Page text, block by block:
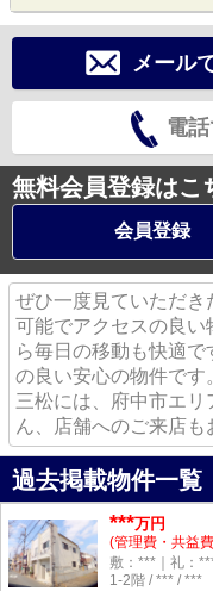
メール
電
無料会員登録はこ
会員登録
ぜひ一度見ていただき
可能でアクセスの良
ら毎日の移動も快適
の良い安心の物件です
三松には、府中市エ
ん、店舗へのご来店も
過去掲載物件一覧
***万円
(管理費・共益
敷：***｜礼：
1-2階 / *** / ***